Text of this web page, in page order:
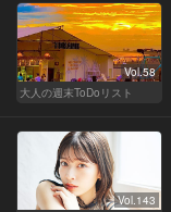
Vol.58
大人の週末ToDoリスト
Vol.143